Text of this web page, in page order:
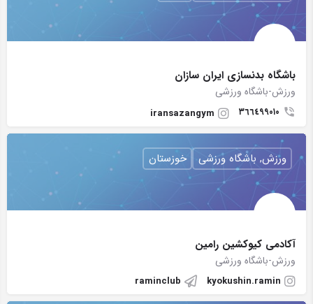
باشگاه بدنسازى ايران سازان
ورزش-باشگاه ورزشی
٣٦٦٤٩٩٠١٠ iransazangym
آکادمی کیوکشین رامین
ورزش-باشگاه ورزشی
kyokushin.ramin
raminclub
ورزش, باشگاه ورزشی خوزستان